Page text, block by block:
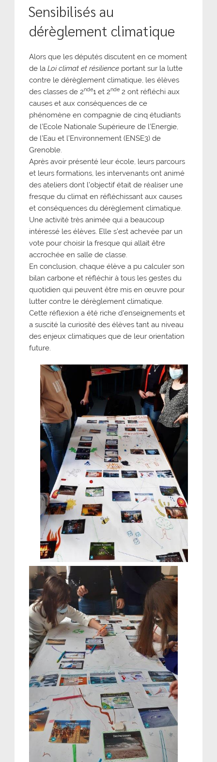
Sensibilisés au
dérèglement climatique
Alors que les députés discutent en ce moment
de la Loi climat et résilience portant sur la lutte
contre le dérèglement climatique, les élèves
des classes de 2nde1 et 2nde 2 ont réfléchi aux
causes et aux conséquences de ce
phénomène en compagnie de cinq étudiants
de l’Ecole Nationale Supérieure de l’Energie,
de l’Eau et l’Environnement (ENSE3) de
Grenoble.
Après avoir présenté leur école, leurs parcours
et leurs formations, les intervenants ont animé
des ateliers dont l’objectif était de réaliser une
fresque du climat en réfléchissant aux causes
et conséquences du dérèglement climatique.
Une activité très animée qui a beaucoup
intéressé les élèves. Elle s’est achevée par un
vote pour choisir la fresque qui allait être
accrochée en salle de classe.
En conclusion, chaque élève a pu calculer son
bilan carbone et réfléchir à tous les gestes du
quotidien qui peuvent être mis en œuvre pour
lutter contre le dérèglement climatique.
Cette réflexion a été riche d’enseignements et
a suscité la curiosité des élèves tant au niveau
des enjeux climatiques que de leur orientation
future.